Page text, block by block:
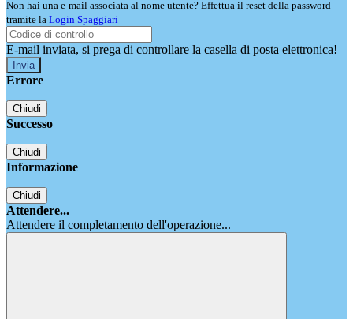
Non hai una e-mail associata al nome utente? Effettua il reset della password
tramite la Login Spaggiari
E-mail inviata, si prega di controllare la casella di posta elettronica!
Errore
Chiudi
Successo
Chiudi
Informazione
Chiudi
Attendere...
Attendere il completamento dell'operazione...